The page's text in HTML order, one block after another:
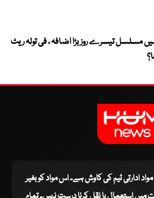
مسلسل تیسرے روز بڑا اضافہ ، فی تولہ ریٹ
مواد ادارتی ٹیم کی کاوش ہے۔ اس مواد کو بغیر